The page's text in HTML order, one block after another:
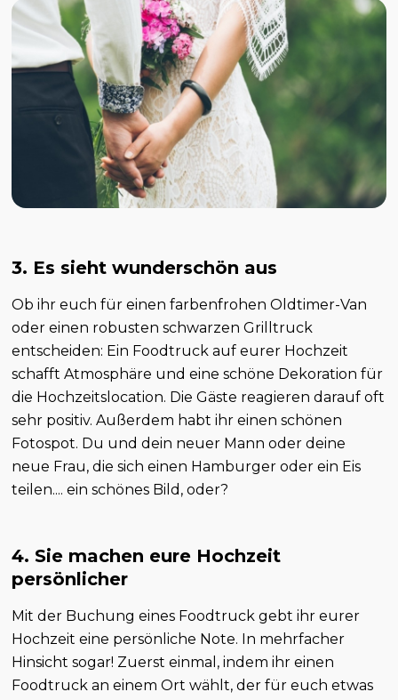
3. Es sieht wunderschön aus
Ob ihr euch für einen farbenfrohen Oldtimer-Van
oder einen robusten schwarzen Grilltruck
entscheiden: Ein Foodtruck auf eurer Hochzeit
schafft Atmosphäre und eine schöne Dekoration für
die Hochzeitslocation. Die Gäste reagieren darauf oft
sehr positiv. Außerdem habt ihr einen schönen
Fotospot. Du und dein neuer Mann oder deine
neue Frau, die sich einen Hamburger oder ein Eis
teilen.... ein schönes Bild, oder?
4. Sie machen eure Hochzeit
persönlicher
Mit der Buchung eines Foodtruck gebt ihr eurer
Hochzeit eine persönliche Note. In mehrfacher
Hinsicht sogar! Zuerst einmal, indem ihr einen
Foodtruck an einem Ort wählt, der für euch etwas